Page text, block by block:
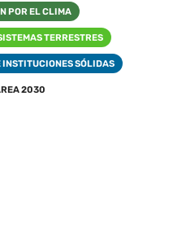
POR EL CLIMA
TERRESTRES
SÓLIDAS
2030